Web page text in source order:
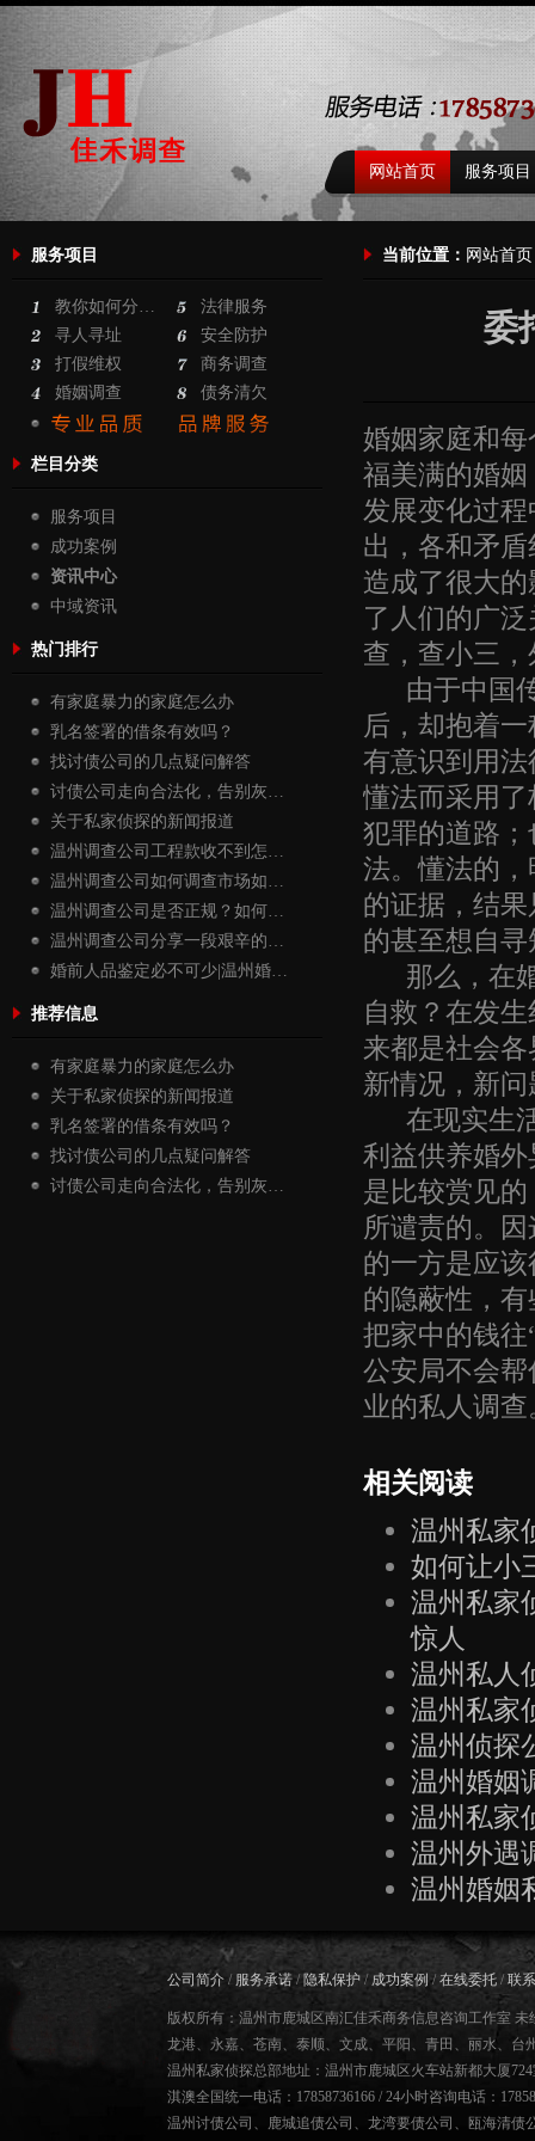
网站首页 服务项目
服务项目
教你如何分…
法律服务
寻人寻址
安全防护
打假维权
商务调查
婚姻调查
债务清欠
栏目分类
服务项目
成功案例
资讯中心
中域资讯
热门排行
有家庭暴力的家庭怎么办
乳名签署的借条有效吗？
找讨债公司的几点疑问解答
讨债公司走向合法化，告别灰…
关于私家侦探的新闻报道
温州调查公司工程款收不到怎…
温州调查公司如何调查市场如…
温州调查公司是否正规？如何…
温州调查公司分享一段艰辛的…
婚前人品鉴定必不可少|温州婚…
推荐信息
有家庭暴力的家庭怎么办
关于私家侦探的新闻报道
乳名签署的借条有效吗？
找讨债公司的几点疑问解答
讨债公司走向合法化，告别灰…
当前位置： 网站首页
委
婚姻家庭和
福美满的婚
发展变化过
出，各和矛
造成了很大
了人们的广
查，查小三
由于中国传
后，却抱着
有意识到用
懂法而采用
犯罪的道路
法。懂法的
的证据，结
的甚至想自
那么，在婚
自救？在发
来都是社会
新情况，新
在现实生活
利益供养婚
是比较赏见
所谴责的。
的一方是应
的隐蔽性，
把家中的钱
公安局不会
业的私人调查
相关阅读
温州私家
如何让小
温州私家
惊人
温州私人
温州私家
温州侦探
温州婚姻
温州私家
温州外遇
温州婚姻
公司简介 / 服务承诺 /隐私保护 / 成功案例 / 在线委托 / 联
版权所有：温州市鹿城区南汇佳禾商务信息咨询工作室
龙港、永嘉、苍南、泰顺、文成、平阳、青田、丽水、台
温州私家侦探总部地址：温州市鹿城区火车站新都大厦
淇澳全国统一电话：17858736166 / 24小时咨询电话：
温州讨债公司 、 鹿城追债公司 、 龙湾要债公司 、 瓯海清债